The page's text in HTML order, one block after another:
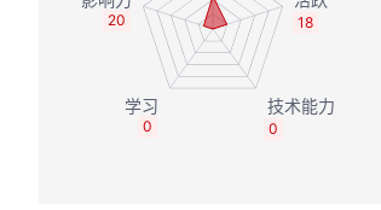
18
0
0
20